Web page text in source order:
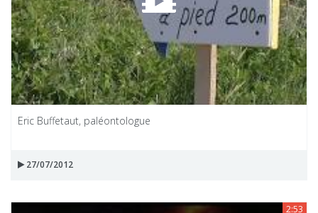
Eric Buffetaut, paléontologue
27/07/2012
2:53